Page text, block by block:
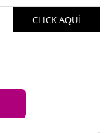
CLICK AQUÍ